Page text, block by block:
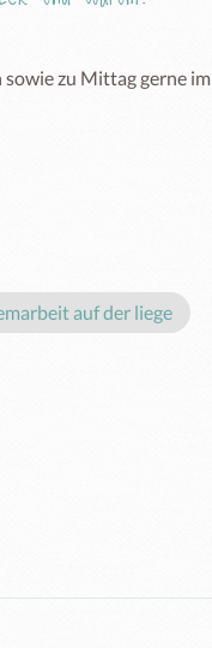
zu Mittag gerne im
auf der liege